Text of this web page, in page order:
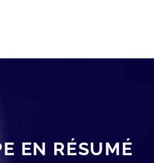
EN RÉSUMÉ